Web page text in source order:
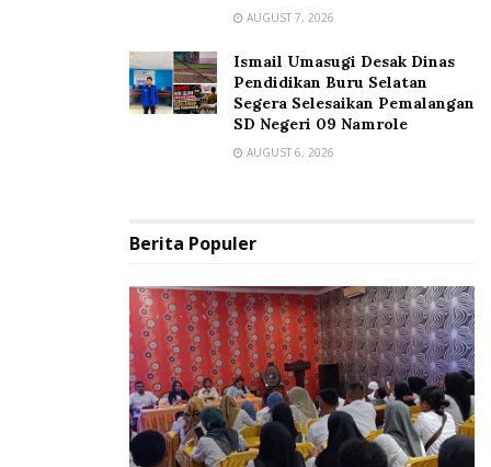
AUGUST 7, 2026
Ismail Umasugi Desak Dinas
Pendidikan Buru Selatan
Segera Selesaikan Pemalangan
SD Negeri 09 Namrole
AUGUST 6, 2026
Berita Populer